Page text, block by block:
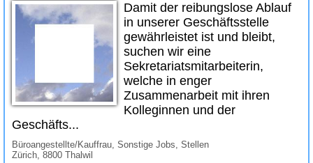
Damit der reibungslose Ablauf
in unserer Geschäftsstelle
gewährleistet ist und bleibt,
suchen wir eine
Sekretariatsmitarbeiterin,
welche in enger
Zusammenarbeit mit ihren
Kolleginnen und der
Geschäfts...
Büroangestellte/Kauffrau, Sonstige Jobs, Stellen
Zürich, 8800 Thalwil